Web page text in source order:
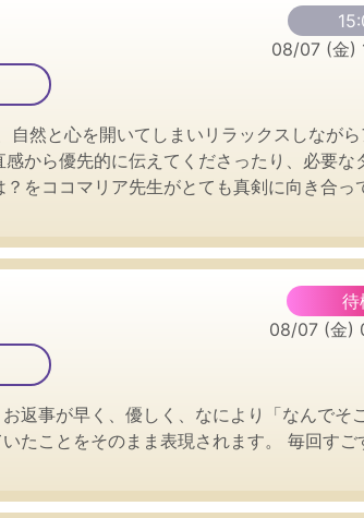
08/07 (金)
然と心を開いてしまいリラックスしなが
から優先的に伝えてくださったり、必要な
をココマリア先生がとても真剣に向き合っ
待
08/07 (金)
返事が早く、優しく、なにより「なんでそ
たことをそのまま表現されます。 毎回すご